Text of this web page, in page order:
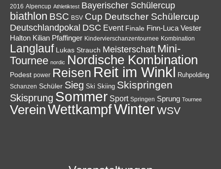
2016 Alpencup Athletiktest Bayerischer Schülercup
biathlon BSC BSV Cup Deutscher Schülercup
Deutschlandpokal DSC Event Finale Finn-Luca Vester
Halton Kilian Pfaffinger Kindervierschanzentournee Kombination
Langlauf Lukas Strauch Meisterschaft Mini-
Tournee nordic Nordische Kombination
Podest power Reisen Reit im Winkl Ruhpolding
Schanzen Schüler Sieg Ski Skiing Skispringen
Skisprung Sommer Sport Springen Sprung Tournee
VereinWettkampfWinterWSV